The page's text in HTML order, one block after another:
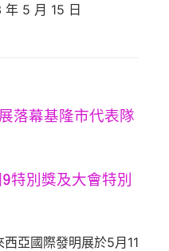
年 5 月 15 日
落幕基隆市代表隊
9特別獎及大會特別
亞國際發明展於5月11